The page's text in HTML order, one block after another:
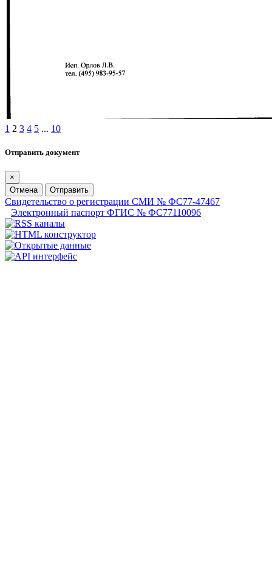
1 2 3 4 5 ... 10
Отправить документ
×
Отмена
Отправить
Свидетельство о регистрации СМИ № ФС77-47467
Электронный паспорт ФГИС № ФС77110096